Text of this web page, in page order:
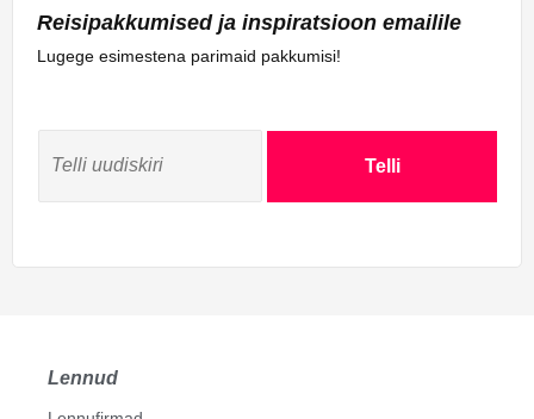
Reisipakkumised ja inspiratsioon emailile
Lugege esimestena parimaid pakkumisi!
Telli
Lennud